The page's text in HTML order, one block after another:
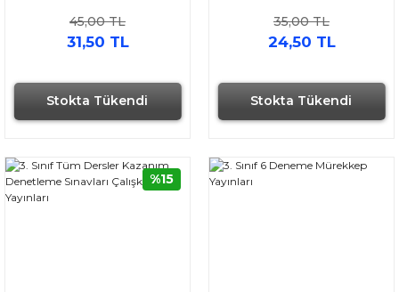
Stokta Tükendi
45,00 TL
31,50 TL
Stokta Tükendi
35,00 TL
24,50 TL
%15